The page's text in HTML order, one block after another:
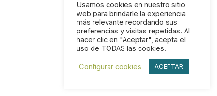
Usamos cookies en nuestro sitio
web para brindarle la experiencia
más relevante recordando sus
preferencias y visitas repetidas. Al
hacer clic en "Aceptar", acepta el
uso de TODAS las cookies.
Configurar cookies ACEPTAR